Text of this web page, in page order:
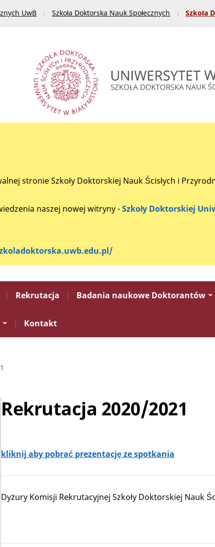
UwB Szkoła Doktorska Nauk Społecznych Szkoła
stronie Szkoły Doktorskiej Nauk Ścisłych i
naszej nowej witryny -Szkoły Doktorskiej
Rekrutacja Badania naukowe Doktorantów
Kontakt
Rekrutacja 2020/2021
kliknij aby pobrać prezentację ze spotkania
Dyżury Komisji Rekrutacyjnej Szkoły Doktorskiej Nauk